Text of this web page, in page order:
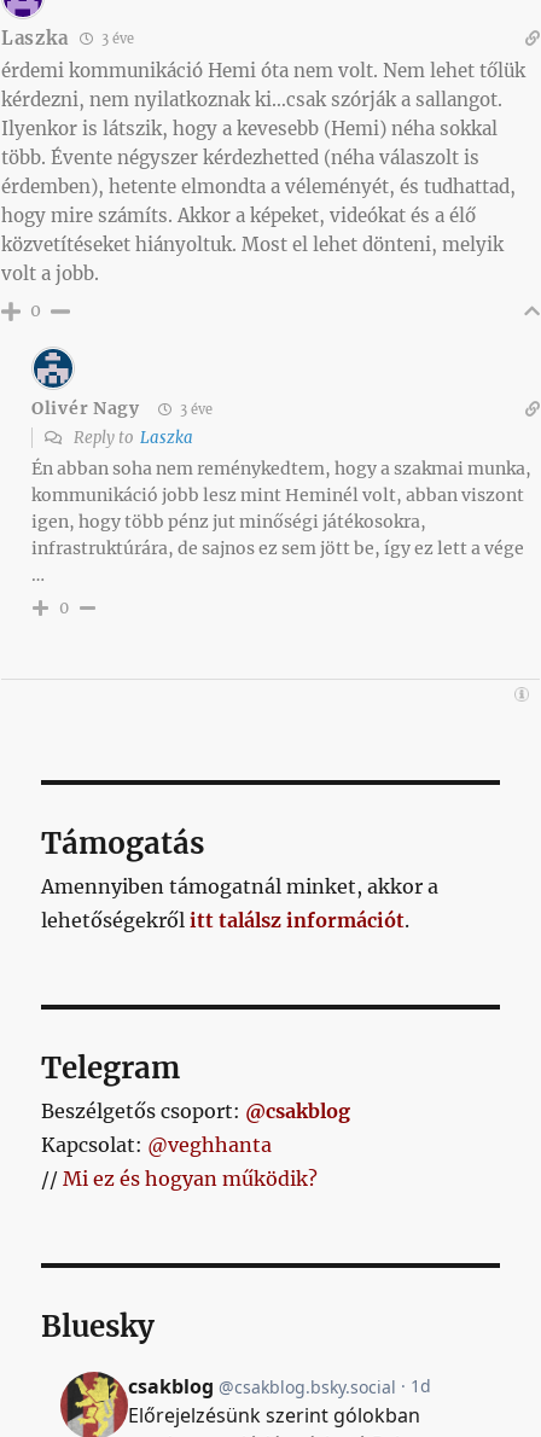
Laszka 3 éve
érdemi kommunikáció Hemi óta nem volt. Nem lehet tőlük
kérdezni, nem nyilatkoznak ki…csak szórják a sallangot.
Ilyenkor is látszik, hogy a kevesebb (Hemi) néha sokkal
több. Évente négyszer kérdezhetted (néha válaszolt is
érdemben), hetente elmondta a véleményét, és tudhattad,
hogy mire számíts. Akkor a képeket, videókat és a élő
közvetítéseket hiányoltuk. Most el lehet dönteni, melyik
volt a jobb.
0
Olivér Nagy 3 éve
Reply to Laszka
Én abban soha nem reménykedtem, hogy a szakmai munka,
kommunikáció jobb lesz mint Heminél volt, abban viszont
igen, hogy több pénz jut minőségi játékosokra,
infrastruktúrára, de sajnos ez sem jött be, így ez lett a vége
…
0
Támogatás
Amennyiben támogatnál minket, akkor a
lehetőségekrőlitt találsz információt.
Telegram
Beszélgetős csoport: @csakblog
Kapcsolat: @veghhanta
//Mi ez és hogyan működik?
Bluesky